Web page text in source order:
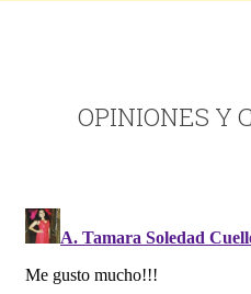
OPINIONES Y